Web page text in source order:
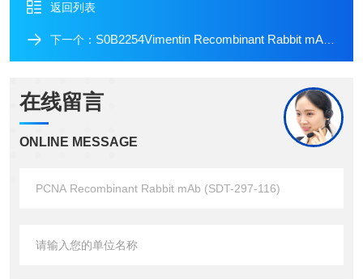
返回列表
下一个： S0B2254Vimentin Recombinant Rabbit mAb (SDT-029-120)
在线留言
ONLINE MESSAGE